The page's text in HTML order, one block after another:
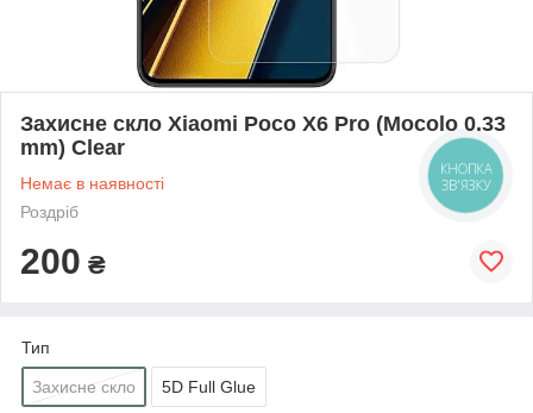
Захисне скло Xiaomi Poco X6 Pro (Mocolo 0.33
mm) Clear
Немає в наявності
Роздріб
200 ₴
Тип
Захисне скло 5D Full Glue
КНОПКА
ЗВ'ЯЗКУ